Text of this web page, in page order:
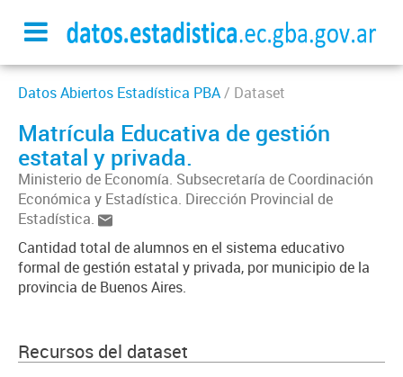
Datos Abiertos Estadística PBA/ Dataset
Matrícula Educativa de gestión
estatal y privada.
Ministerio de Economía. Subsecretaría de Coordinación
Económica y Estadística. Dirección Provincial de
Estadística.
Cantidad total de alumnos en el sistema educativo
formal de gestión estatal y privada, por municipio de la
provincia de Buenos Aires.
Recursos del dataset